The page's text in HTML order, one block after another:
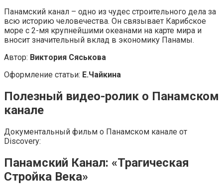
Панамский канал – одно из чудес строительного дела за
всю историю человечества. Он связывает Карибское
море с 2-мя крупнейшими океанами на карте мира и
вносит значительный вклад в экономику Панамы.
Автор: Виктория Сяськова
Оформление статьи: Е.Чайкина
Полезный видео-ролик о Панамском
канале
Документальный фильм о Панамском канале от
Discovery:
Панамский Канал: «Трагическая
Стройка Века»